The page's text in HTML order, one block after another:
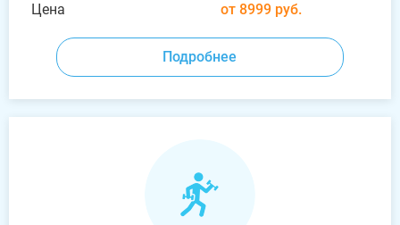
Цена
от 8999 руб.
Подробнее